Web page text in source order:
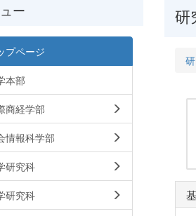
研
ー
プページ
本部
商経学部
情報科学部
研究科
研究科